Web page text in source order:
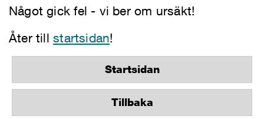
Något gick fel - vi ber om ursäkt!
Åter tillstartsidan!
Startsidan
Tillbaka